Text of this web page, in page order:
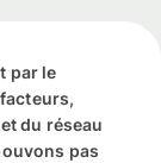
par le
du réseau
pas